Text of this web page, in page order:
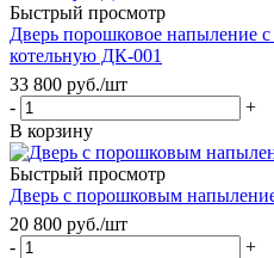
Быстрый просмотр
Дверь порошковое напыление
котельную ДК-001
33 800 руб./шт
-
+
В корзину
Быстрый просмотр
Дверь с порошковым
20 800 руб./шт
-
+